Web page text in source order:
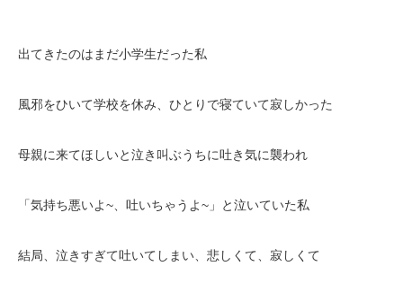
出てきたのはまだ小学生だった私
風邪をひいて学校を休み、ひとりで寝ていて寂しかった
母親に来てほしいと泣き叫ぶうちに吐き気に襲われ
「気持ち悪いよ~、吐いちゃうよ~」と泣いていた私
結局、泣きすぎて吐いてしまい、悲しくて、寂しくて